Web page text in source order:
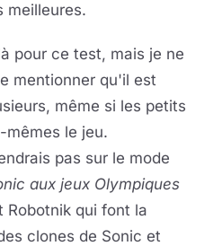
meilleures.
pour ce test, mais je ne
mentionner qu'il est
même si les petits
le jeu.
pas sur le mode
aux jeux Olympiques
Robotnik qui font la
clones de Sonic et